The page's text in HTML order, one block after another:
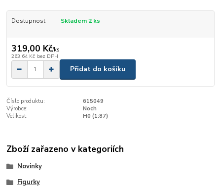
Dostupnost Skladem 2 ks
319,00 Kč/ks
263,64 Kč bez DPH
Přidat do košíku
Číslo produktu:
615049
Výrobce:
Noch
Velikost:
H0 (1:87)
Zboží zařazeno v kategoriích
Novinky
Figurky